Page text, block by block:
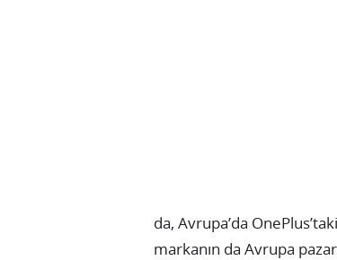
da, Avrupa’da
markanın da Avrupa